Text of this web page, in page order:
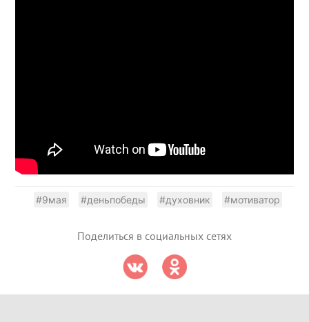
#9мая #деньпобеды #духовник #мотиватор
Поделиться в социальных сетях